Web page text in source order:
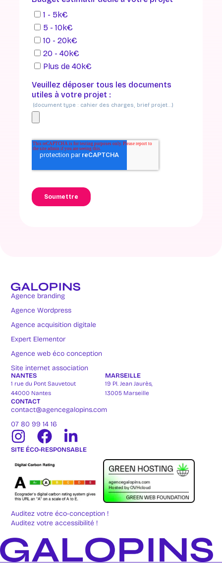
Agence branding
Agence Wordpress
Agence acquisition digitale
Expert Elementor
Agence web éco conception
Site internet association
NANTES
1 rue du Pont Sauvetout
44000 Nantes
MARSEILLE
19 Pl. Jean Jaurès,
13005 Marseille
CONTACT
contact@agencegalopins.com
07 80 99 14 16
SITE ÉCO-RESPONSABLE
Auditez votre éco-conception !
Auditez votre accessibilité !